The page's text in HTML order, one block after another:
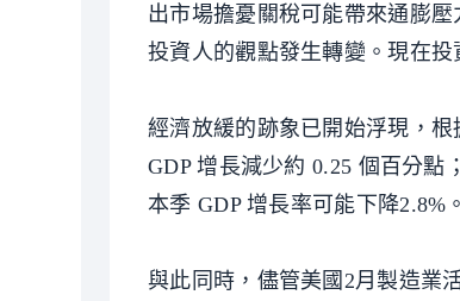
出市場擔憂關稅可能帶來通膨
投資人的觀點發生轉變。現在
經濟放緩的跡象已開始浮現，
GDP 增長減少約 0.25 個百分點
本季 GDP 增長率可能下降2.8%。
與此同時，儘管美國2月製造業